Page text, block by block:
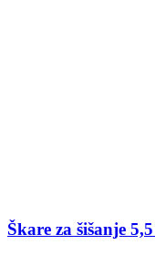
Škare za šišanje